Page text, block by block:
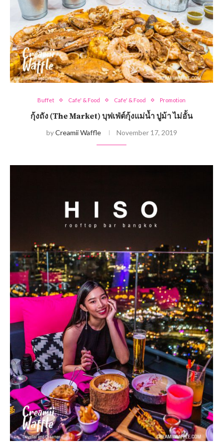
Buffet Cafe' & Food Cafe' & Food Promotion
กุ้งถัง (The Market) บุฟเฟ่ต์กุ้งแม่น้ำ ปูม้า ไม่อั้น
byCreamii Waffle November 17, 2019